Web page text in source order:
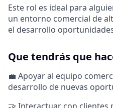
Este rol es ideal para
un entorno comercial de
el desarrollo
Que tendrás que
💼 Apoyar al equipo
desarrollo de nuevas